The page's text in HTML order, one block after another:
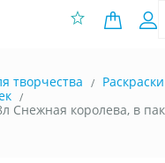
0
творчества
Раскраски
Снежная королева, в